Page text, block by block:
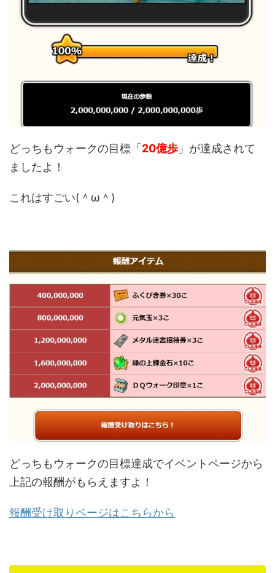
どっちもウォークの目標「 20億歩 」が達成されて
ましたよ！
これはすごい(＾ω＾)
どっちもウォークの目標達成でイベントページから
上記の報酬がもらえますよ！
報酬受け取りページはこちらから